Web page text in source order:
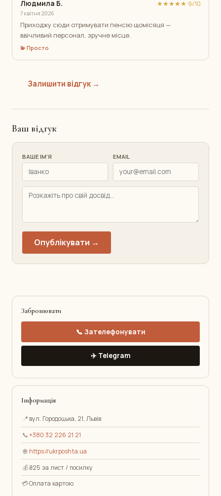
Людмила Б.
7 квітня 2026
★★★★★ 9/10
Приходжу сюди отримувати пенсію щомісяця —
ввічливий персонал, зручне місце.
💫 Просто
Залишити відгук →
Ваш відгук
ВАШЕ ІМ'Я EMAIL
Опублікувати →
Забронювати
📞 Зателефонувати
✈️ Telegram
Інформація
📍 вул. Городоцька, 21, Львів
📞+380 32 226 21 21
🌐 https://ukrposhta.ua
💰₴25 за лист / посилку
💳Оплата картою